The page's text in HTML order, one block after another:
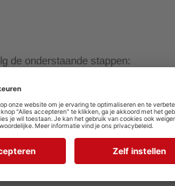
de onderstaande stappen: